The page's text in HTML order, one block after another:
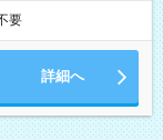
要
詳細へ